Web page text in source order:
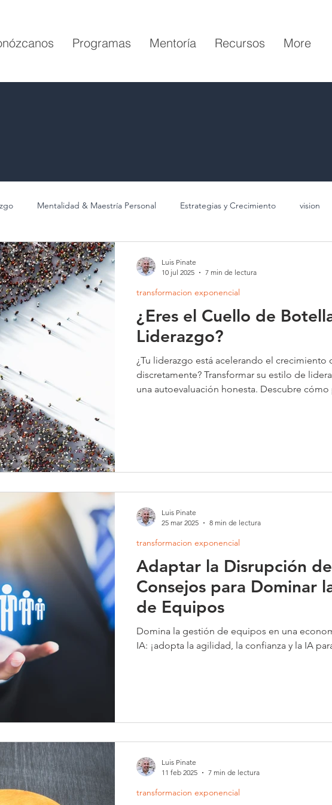
Programas Mentoría Recursos More
Mentalidad & Maestría Personal Estrategias y Crecimiento vision
¿Eres el Cuello de
Liderazgo?
¿Tu liderazgo está acelerando el crecimiento
discretamente? Transformar su estilo de
una autoevaluación honesta. Descubre
transformacion exponencial
Luis Pinate
10 jul 2025
7 min de lectura
Adaptar la Disrupción
Consejos para Dominar
de Equipos
Domina la gestión de equipos en una economía impulsada por la
IA: ¡adopta la agilidad, la confianza y la IA
transformacion exponencial
Luis Pinate
25 mar 2025
8 min de lectura
transformacion exponencial
Luis Pinate
11 feb 2025
7 min de lectura